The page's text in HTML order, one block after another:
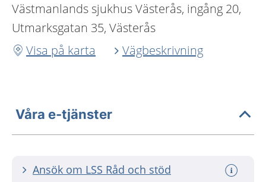
Västmanlands sjukhus Västerås, ingång 20,
Utmarksgatan 35, Västerås
Visa på karta
Vägbeskrivning
Våra e-tjänster
Ansök om LSS Råd och stöd